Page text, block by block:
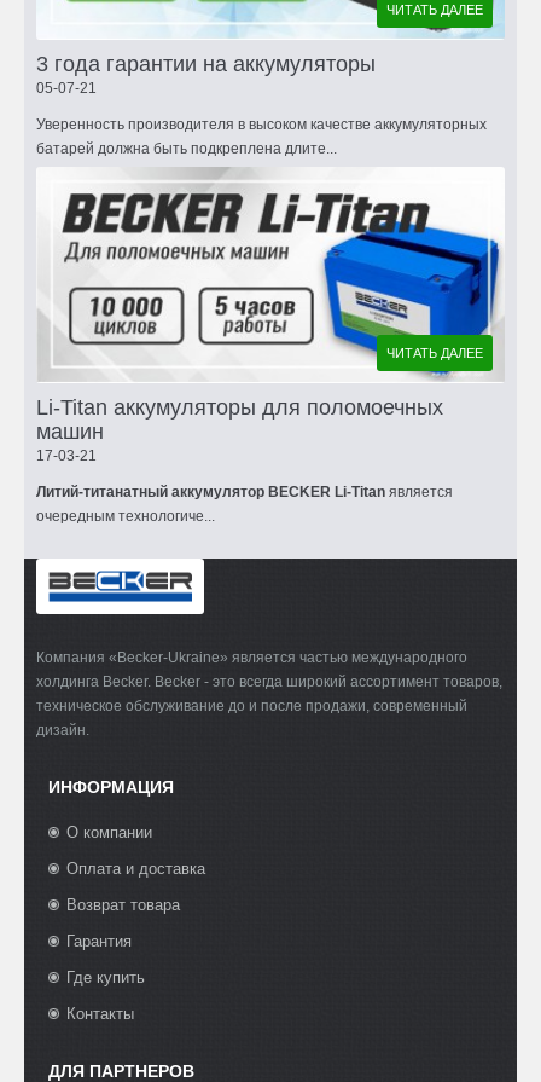
ЧИТАТЬ ДАЛЕЕ
3 года гарантии на аккумуляторы
05-07-21
Уверенность производителя в высоком качестве аккумуляторных
батарей должна быть подкреплена длите...
ЧИТАТЬ ДАЛЕЕ
Li-Titan аккумуляторы для поломоечных
машин
17-03-21
Литий-титанатный аккумулятор BECKER Li-Titan является
очередным технологиче...
Компания «Becker-Ukraine» является частью международного
холдинга Becker. Becker - это всегда широкий ассортимент товаров,
техническое обслуживание до и после продажи, современный
дизайн.
ИНФОРМАЦИЯ
О компании
Оплата и доставка
Возврат товара
Гарантия
Где купить
Контакты
ДЛЯ ПАРТНЕРОВ